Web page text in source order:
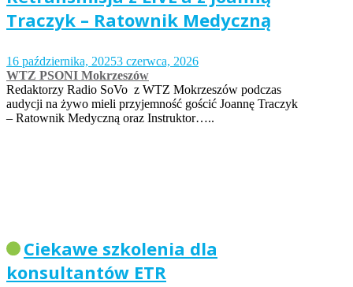
Traczyk – Ratownik Medyczną
16 października, 20253 czerwca, 2026
WTZ PSONI Mokrzeszów
Redaktorzy Radio SoVo z WTZ Mokrzeszów podczas
audycji na żywo mieli przyjemność gościć Joannę Traczyk
– Ratownik Medyczną oraz Instruktor…..
Ciekawe szkolenia dla
konsultantów ETR